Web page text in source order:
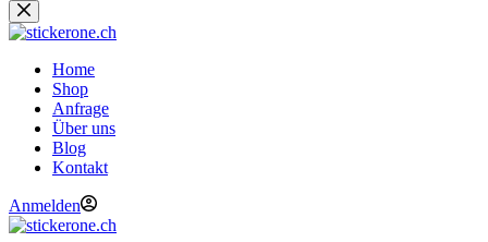
Home
Shop
Anfrage
Über uns
Blog
Kontakt
Anmelden